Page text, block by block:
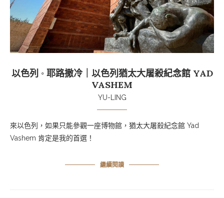
以色列 ◦ 耶路撒冷｜以色列猶太大屠殺紀念館 YAD
VASHEM
YU-LING
來以色列，如果只能參觀一座博物館，猶太大屠殺紀念館 Yad
Vashem 肯定是我的首選！
繼續閱讀